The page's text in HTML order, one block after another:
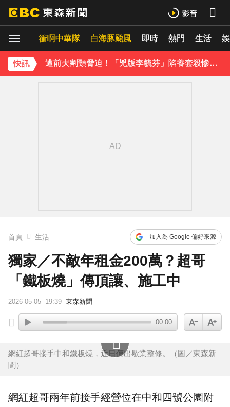
衝啊中華隊 白海豚颱風 即時 熱門 生活
快訊
48歲男星直播突亮刀自殘！「全裸滿身血」警急破門 家屬發聲曝現況
遭前夫割頸脅迫！「兇版李毓芬」陷養套殺慘賠2000萬 2度遇感情詐騙
首頁 生活 加入為 Google 偏好來源
獨家／不敵年租金200萬？超哥
「鐵板燒」傳頂讓、施工中
2026-05-05 19:39 東森新聞
00:00
網紅超哥接手中和鐵板燒，近日傳出歇業整修。（圖／東森新
聞）
網紅超哥兩年前接手經營位在中和 四號公園附